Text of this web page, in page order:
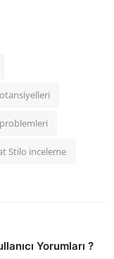
Stilo inceleme
Yorumları ?